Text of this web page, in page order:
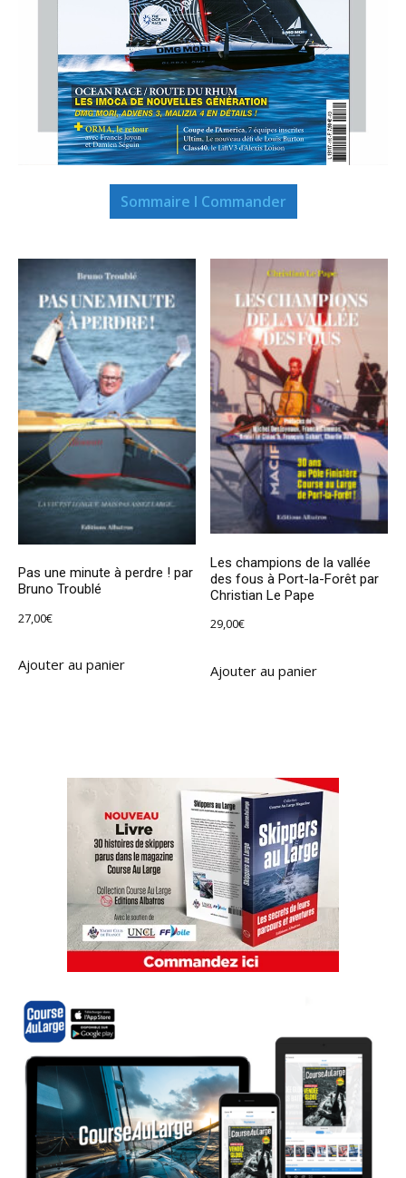
Sommaire I Commander
Pas une minute à perdre ! par
Bruno Troublé
27,00€
Ajouter au panier
Les champions de la vallée
des fous à Port-la-Forêt par
Christian Le Pape
29,00€
Ajouter au panier